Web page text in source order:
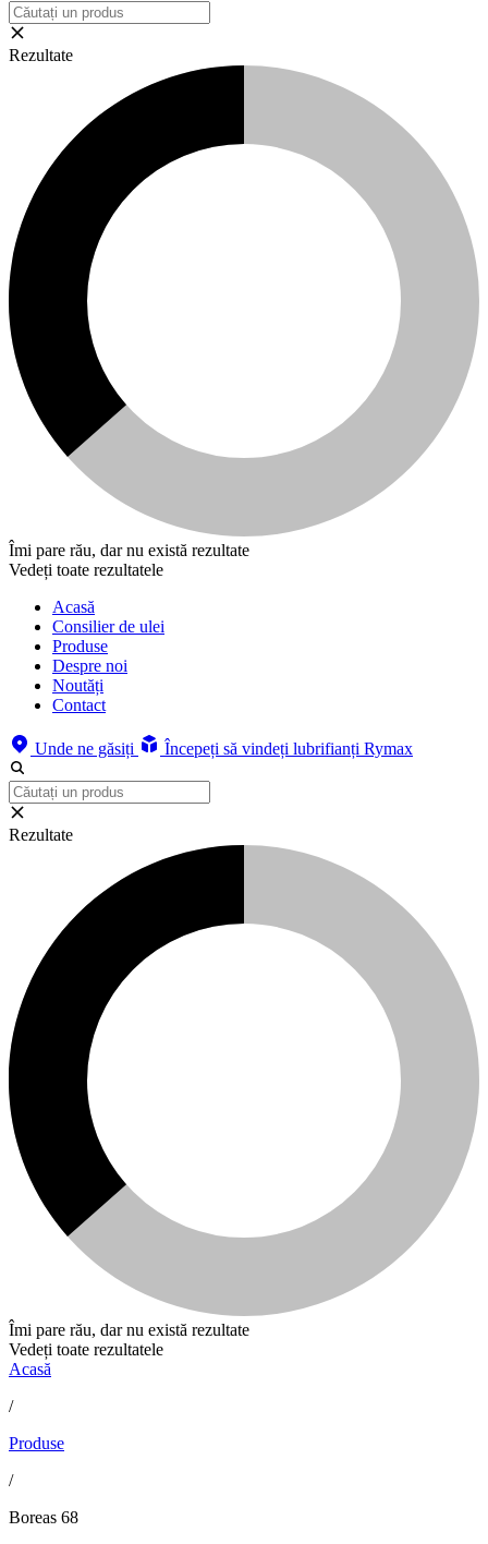
Rezultate
Îmi pare rău, dar nu există rezultate
Vedeți toate rezultatele
Acasă
Consilier de ulei
Produse
Despre noi
Noutăți
Contact
Unde ne găsiți Începeți să vindeți lubrifianți Rymax
Rezultate
Îmi pare rău, dar nu există rezultate
Vedeți toate rezultatele
Acasă
/
Produse
/
Boreas 68